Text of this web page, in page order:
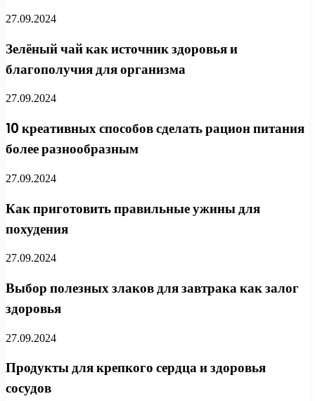
27.09.2024
Зелёный чай как источник здоровья и
благополучия для организма
27.09.2024
10 креативных способов сделать рацион питания
более разнообразным
27.09.2024
Как приготовить правильные ужины для
похудения
27.09.2024
Выбор полезных злаков для завтрака как залог
здоровья
27.09.2024
Продукты для крепкого сердца и здоровья
сосудов